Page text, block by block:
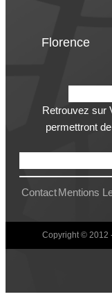
Florence
Retrouvez sur
permettront
Contact Mentions
Copyright © 2012